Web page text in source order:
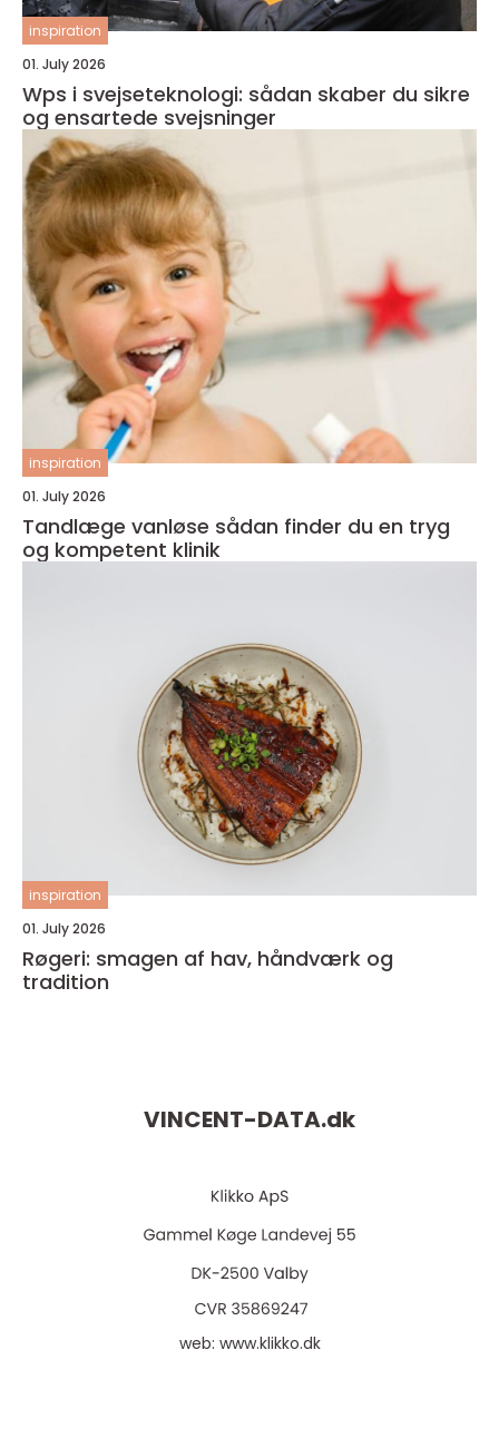
inspiration
01. July 2026
Wps i svejseteknologi: sådan skaber du sikre
og ensartede svejsninger
inspiration
01. July 2026
Tandlæge vanløse sådan finder du en tryg
og kompetent klinik
inspiration
01. July 2026
Røgeri: smagen af hav, håndværk og
tradition
VINCENT-DATA.dk
web: www.klikko.dk